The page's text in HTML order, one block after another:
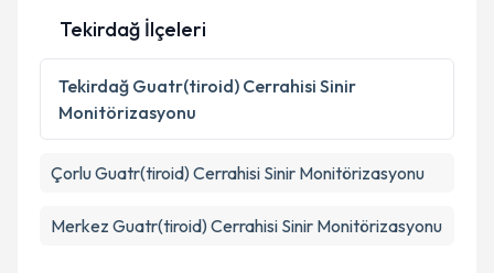
Tekirdağ İlçeleri
Tekirdağ Guatr(tiroid) Cerrahisi Sinir
Monitörizasyonu
ÇorluGuatr(tiroid) Cerrahisi Sinir Monitörizasyonu
Merkez Guatr(tiroid) Cerrahisi Sinir Monitörizasyonu